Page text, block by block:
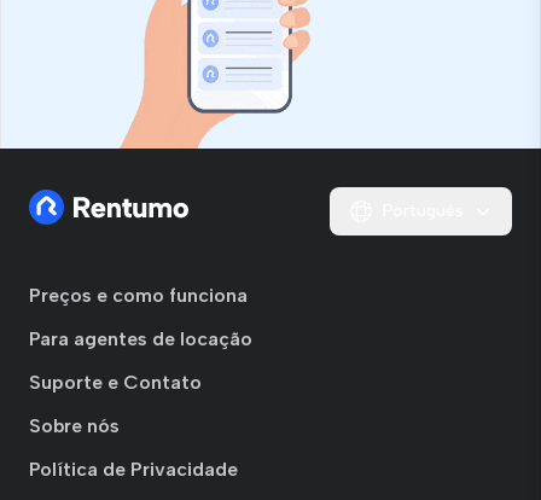
Preços e como funciona
Para agentes de locação
Suporte e Contato
Sobre nós
Política de Privacidade